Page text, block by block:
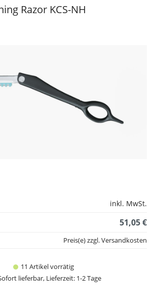
Razor KCS-NH
inkl. MwSt.
51,05 €
11 Artikel vorrätig
lieferbar, Lieferzeit: 1-2 Tage
Preis(e) zzgl. Versandkosten